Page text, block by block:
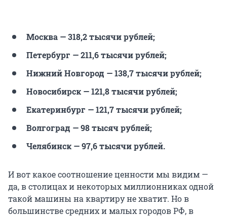
Москва — 318,2 тысячи рублей;
Петербург — 211,6 тысячи рублей;
Нижний Новгород — 138,7 тысячи рублей;
Новосибирск — 121,8 тысячи рублей;
Екатеринбург — 121,7 тысячи рублей;
Волгоград — 98 тысяч рублей;
Челябинск — 97,6 тысячи рублей.
И вот какое соотношение ценности мы видим —
да, в столицах и некоторых миллионниках одной
такой машины на квартиру не хватит. Но в
большинстве средних и малых городов РФ, в